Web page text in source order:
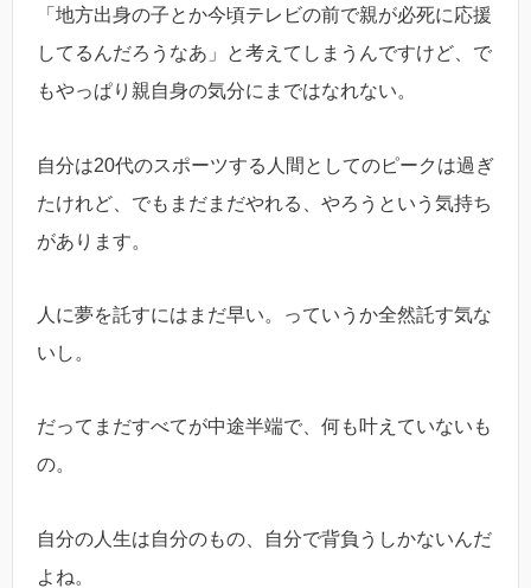
「地方出身の子とか今頃テレビの前で親が必死に応援
してるんだろうなあ」と考えてしまうんですけど、で
もやっぱり親自身の気分にまではなれない。
自分は20代のスポーツする人間としてのピークは過ぎ
たけれど、でもまだまだやれる、やろうという気持ち
があります。
人に夢を託すにはまだ早い。っていうか全然託す気な
いし。
だってまだすべてが中途半端で、何も叶えていないも
の。
自分の人生は自分のもの、自分で背負うしかないんだ
よね。